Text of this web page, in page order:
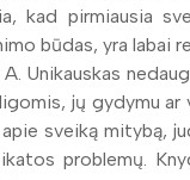
kad pirmiausia
būdas, yra labai
Unikauskas
jų gydymu
sveiką mitybą,
problemų.